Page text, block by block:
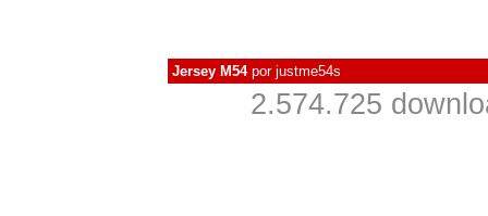
Jersey M54por justme54s
2.574.725